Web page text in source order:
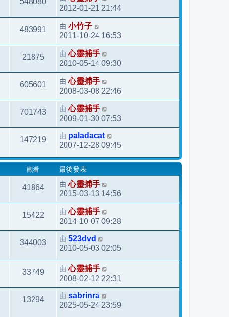
2012-01-21 21:44
483991 由 小竹子
2011-10-24 16:53
21875 由心靈捕手
2010-05-14 09:30
605601 由心靈捕手
2008-03-08 22:46
701743 由心靈捕手
2009-01-30 07:53
147219 由 paladacat
2007-12-28 09:45
觀看 最後發表
41864 由心靈捕手
2015-03-13 14:56
15422 由心靈捕手
2014-10-07 09:28
344003 由 523dvd
2010-05-03 02:05
33749 由心靈捕手
2008-02-12 22:31
13294 由 sabrinra
2025-05-24 23:59